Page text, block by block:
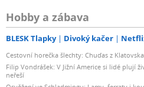
Hobby a zábava
BLESK Tlapky Divoký kačer
Cestovní horečka šlechty: Chuďas z
Filip Vondrášek: V Jižní Americe si lidé plují
neřeší